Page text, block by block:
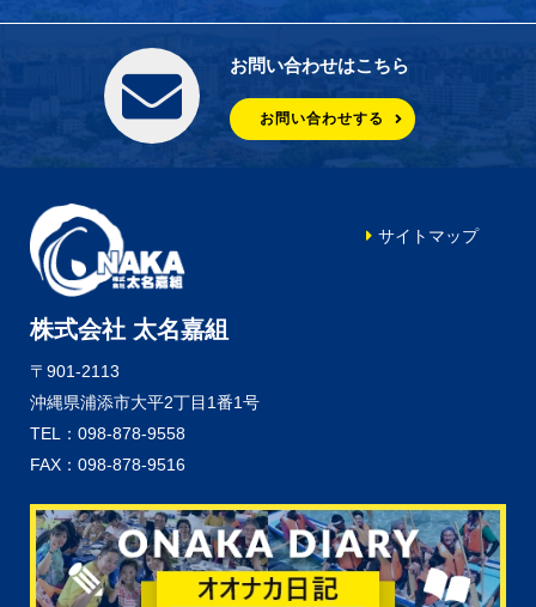
お問い合わせはこちら
お問い合わせする
株式会社 太名嘉組
〒901-2113
沖縄県浦添市大平2丁目1番1号
TEL：098-878-9558
FAX：098-878-9516
サイトマップ